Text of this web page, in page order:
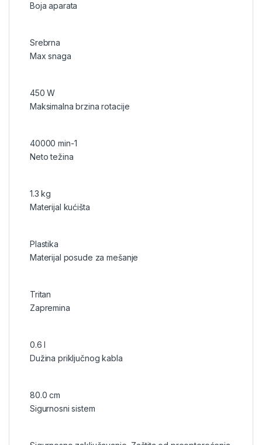
Boja aparata
Srebrna
Max snaga
450 W
Maksimalna brzina rotacije
40000 min-1
Neto težina
1.3 kg
Materijal kućišta
Plastika
Materijal posude za mešanje
Tritan
Zapremina
0.6 l
Dužina priključnog kabla
80.0 cm
Sigurnosni sistem